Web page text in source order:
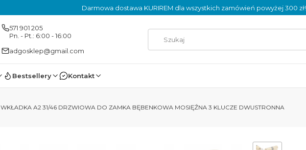
Darmowa dostawa KURIREM dla wszystkich zamówień powyżej 300 zł!
571 901 205
Pn. - Pt.: 6:00 - 16:00
adgosklep@gmail.com
Bestsellery Kontakt
WKŁADKA A2 31/46 DRZWIOWA DO ZAMKA BĘBENKOWA MOSIĘŹNA 3 KLUCZE DWUSTRONNA